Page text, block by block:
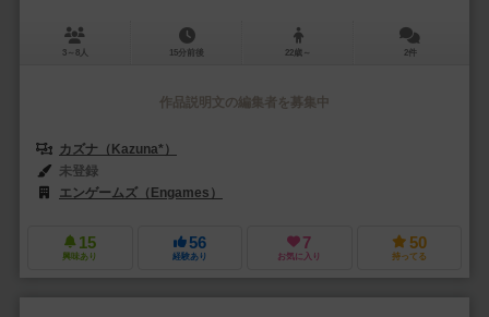
3～8人 15分前後 22歳～ 2件
作品説明文の編集者を募集中
カズナ（Kazuna*）
未登録
エンゲームズ（Engames）
15
興味あり
56
経験あり
7
お気に入り
50
持ってる